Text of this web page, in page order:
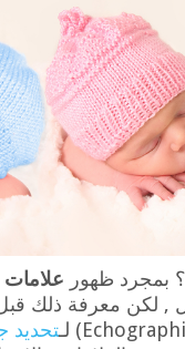
بمجرد ظهور علامات
, لكن معرفة ذلك
تحديد